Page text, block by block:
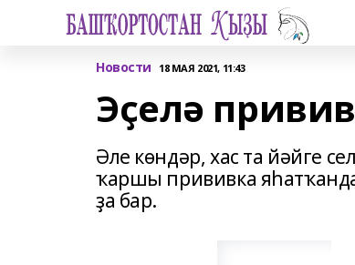
Новости 18 МАЯ 2021, 11:43
Эҫелә
Әле көндәр, хас та йәйге
ҡаршы прививка
ҙа бар.